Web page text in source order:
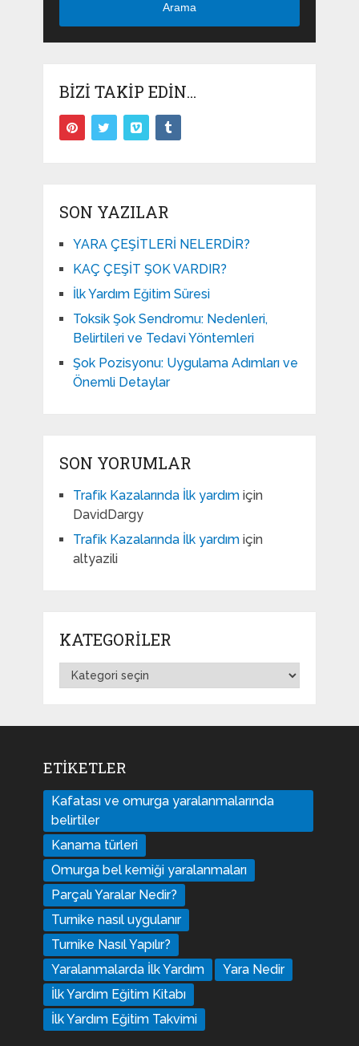
Arama
BIZI TAKIP EDIN…
SON YAZILAR
YARA ÇEŞİTLERİ NELERDİR?
KAÇ ÇEŞİT ŞOK VARDIR?
İlk Yardım Eğitim Süresi
Toksik Şok Sendromu: Nedenleri,
Belirtileri ve Tedavi Yöntemleri
Şok Pozisyonu: Uygulama Adımları ve
Önemli Detaylar
SON YORUMLAR
Trafik Kazalarında İlk yardımiçin
DavidDargy
Trafik Kazalarında İlk yardımiçin
altyazili
KATEGORILER
Kategoriler
ETIKETLER
Kafatası ve omurga yaralanmalarında
belirtiler
Kanama türleri
Omurga bel kemiği yaralanmaları
Parçalı Yaralar Nedir?
Turnike nasıl uygulanır
Turnike Nasıl Yapılır?
Yaralanmalarda İlk Yardım
Yara Nedir
İlk Yardım Eğitim Kitabı
İlk Yardım Eğitim Takvimi